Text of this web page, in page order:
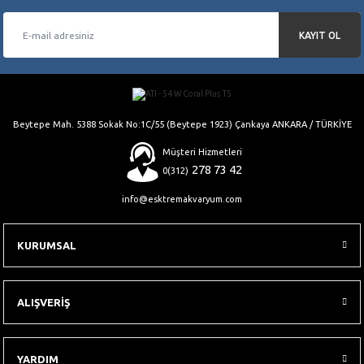
Gönder
KAYIT OL
Beytepe Mah. 5388 Sokak No:1C/55 (Beytepe 1923) Çankaya ANKARA / TÜRKİYE
Müşteri Hizmetleri
0(312) 278 73 42
info@esktremakvaryum.com
KURUMSAL
ALIŞVERİŞ
YARDIM